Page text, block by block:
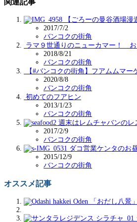
【ごろーの曼谷酒場
2017/7/2
バンコクの街角
ラマ９世通りのニューカマー！
2018/8/21
バンコクの街角
【#バンコクの街角】フアムムマ
2020/8/8
バンコクの街角
初めてのフアヒン
2013/1/23
バンコクの街角
週末はレムチャバンの
2017/2/9
バンコクの街角
ダコ営業ケンタのお
2015/12/9
バンコクの街角
オススメ記事
「おだし八景